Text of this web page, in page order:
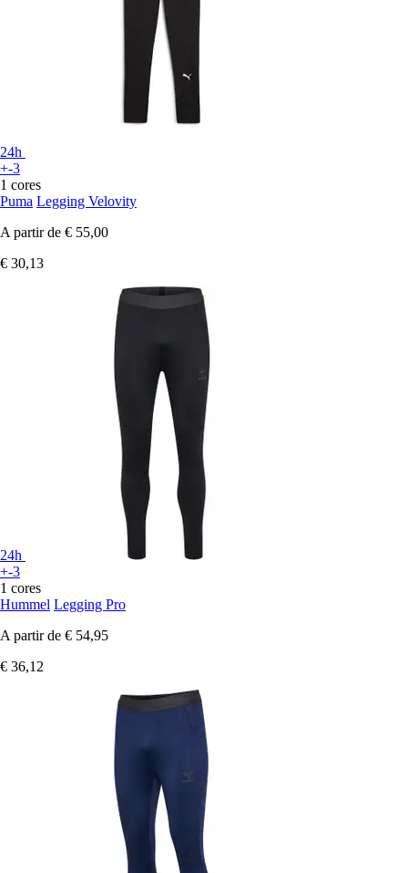
24h
+-3
1 cores
Puma Legging Velovity
A partir de € 55,00
€ 30,13
24h
+-3
1 cores
Hummel Legging Pro
A partir de € 54,95
€ 36,12